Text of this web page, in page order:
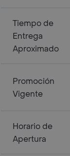
Tiempo de
Entrega
Aproximado
Promoción
Vigente
Horario de
Apertura